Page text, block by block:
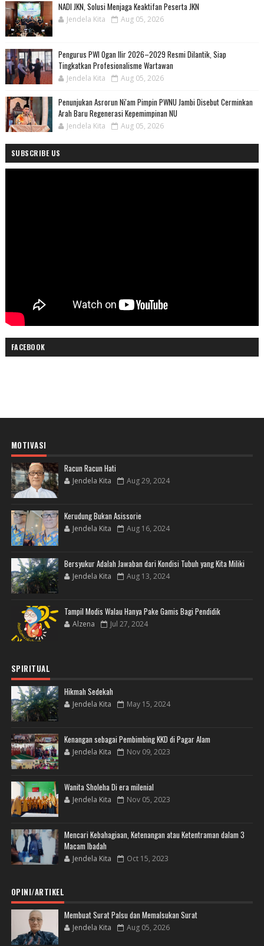
NADI JKN, Solusi Menjaga Keaktifan Peserta JKN
Jendela Kita Aug 05, 2026
Pengurus PWI Ogan Ilir 2026–2029 Resmi Dilantik, Siap
Tingkatkan Profesionalisme Wartawan
Jendela Kita Aug 05, 2026
Penunjukan Asrorun Ni'am Pimpin PWNU Jambi Disebut Cerminkan
Arah Baru Regenerasi Kepemimpinan NU
Jendela Kita Aug 05, 2026
SUBSCRIBE US
FACEBOOK
MOTIVASI
Racun Racun Hati
Jendela Kita Aug 29, 2024
Kerudung Bukan Asissorie
Jendela Kita Aug 16, 2024
Bersyukur Adalah Jawaban dari Kondisi Tubuh yang Kita Miliki
Jendela Kita Aug 13, 2024
Tampil Modis Walau Hanya Pake Gamis Bagi Pendidik
Alzena Jul 27, 2024
SPIRITUAL
Hikmah Sedekah
Jendela Kita May 15, 2024
Kenangan sebagai Pembimbing KKD di Pagar Alam
Jendela Kita Nov 09, 2023
Wanita Sholeha Di era milenial
Jendela Kita Nov 05, 2023
Mencari Kebahagiaan, Ketenangan atau Ketentraman dalam 3
Macam Ibadah
Jendela Kita Oct 15, 2023
OPINI/ARTIKEL
Membuat Surat Palsu dan Memalsukan Surat
Jendela Kita Aug 05, 2026